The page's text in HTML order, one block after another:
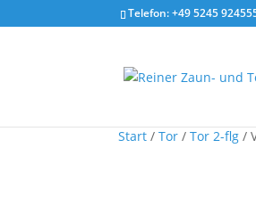
Telefon: +49 5245
Start / Tor / Tor 2-flg /